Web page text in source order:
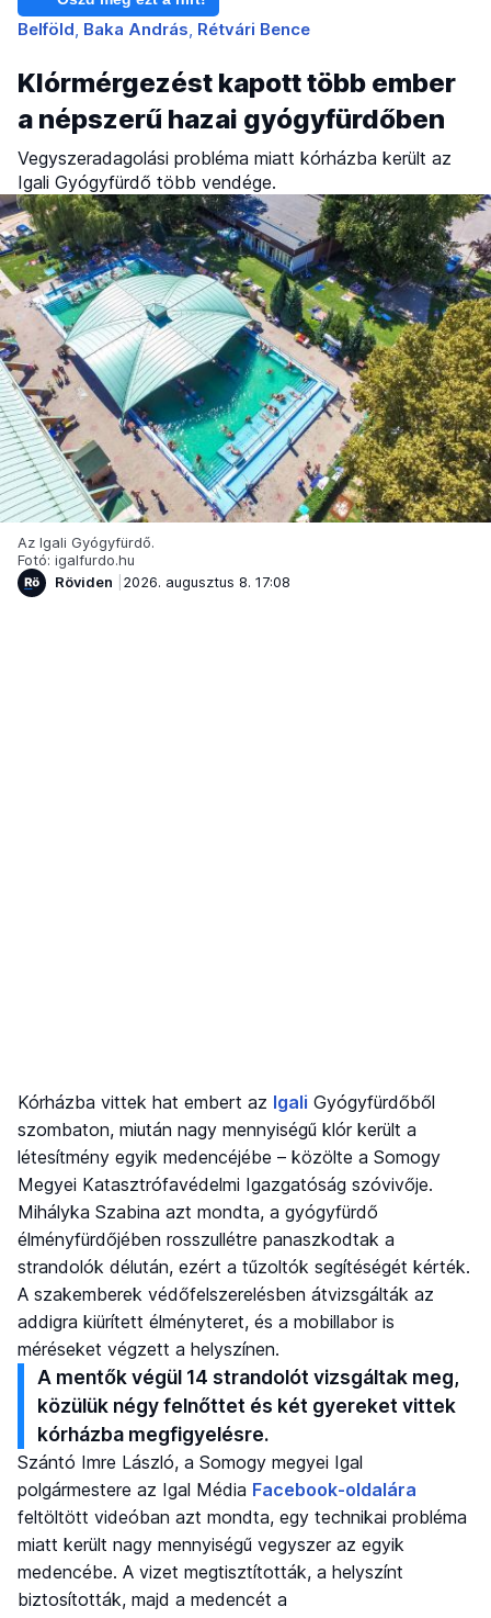
Belföld Baka András Rétvári Bence
Klórmérgezést kapott több ember
a népszerű hazai gyógyfürdőben
Vegyszeradagolási probléma miatt kórházba került az
Igali Gyógyfürdő több vendége.
Az Igali Gyógyfürdő.
Fotó: igalfurdo.hu
Röviden
2026. augusztus 8. 17:08
Kórházba vittek hat embert az Igali Gyógyfürdőből
szombaton, miután nagy mennyiségű klór került a
létesítmény egyik medencéjébe – közölte a Somogy
Megyei Katasztrófavédelmi Igazgatóság szóvivője.
Mihályka Szabina azt mondta, a gyógyfürdő
élményfürdőjében rosszullétre panaszkodtak a
strandolók délután, ezért a tűzoltók segítéségét kérték.
A szakemberek védőfelszerelésben átvizsgálták az
addigra kiürített élményteret, és a mobillabor is
méréseket végzett a helyszínen.
A mentők végül 14 strandolót vizsgáltak meg,
közülük négy felnőttet és két gyereket vittek
kórházba megfigyelésre.
Szántó Imre László, a Somogy megyei Igal
polgármestere az Igal Média Facebook-oldalára
feltöltött videóban azt mondta, egy technikai probléma
miatt került nagy mennyiségű vegyszer az egyik
medencébe. A vizet megtisztították, a helyszínt
biztosították, majd a medencét a